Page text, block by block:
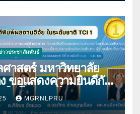
าวประชาสัมพันธ์
าสตร์ มหาวิทยาลัย
ขอแสดงความยินดีกับ
ในโอกาสที่ได้รับการตี
ย
MGRNLPRU